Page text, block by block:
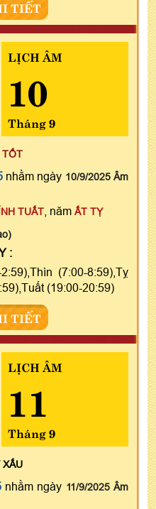
TIẾT
LỊCH ÂM
10
Tháng 9
TỐT
nhằm ngày 10/9/2025 Âm
TUẤT , năm ẤT TỴ
:
(7:00-8:59),Tỵ
(19:00-20:59)
TIẾT
LỊCH ÂM
11
Tháng 9
XẤU
nhằm ngày 11/9/2025 Âm